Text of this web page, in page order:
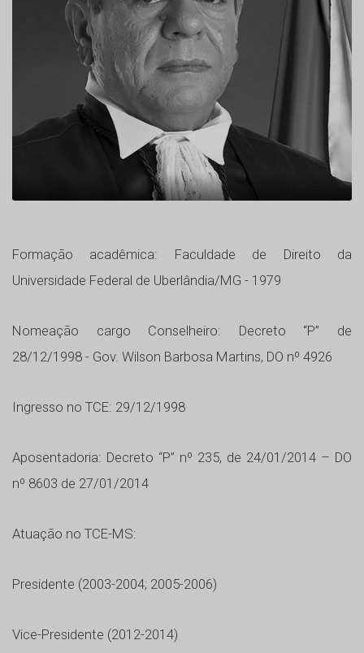
Formação acadêmica: Faculdade de Direito da
Universidade Federal de Uberlândia/MG - 1979
Nomeação cargo Conselheiro: Decreto “P” de
28/12/1998 - Gov. Wilson Barbosa Martins, DO nº 4926
Ingresso no TCE: 29/12/1998
Aposentadoria: Decreto “P” nº 235, de 24/01/2014 – DO
nº 8603 de 27/01/2014
Atuação no TCE-MS:
Presidente (2003-2004; 2005-2006)
Vice-Presidente (2012-2014)